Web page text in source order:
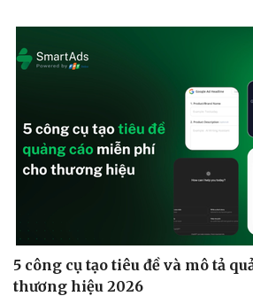
Sức khỏe
Dinh dưỡng - món ngon
Cây thuốc
Sản phụ khoa
Làm đẹp - giảm cân
Phòng mạch online
Ăn sạch sống khỏe
Đời
Nhà
Blog
Tình
5 công cụ tạo tiêu đề và mô tả
thương hiệu 2026